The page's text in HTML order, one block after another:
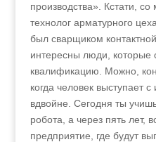
производства». Кстати,
технолог арматурного
был сварщиком
интересны люди, которые
квалификацию. Можно,
когда человек выступает
вдвойне. Сегодня ты
робота, а через пять лет,
предприятие, где будут